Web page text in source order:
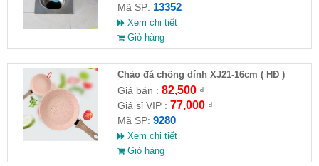
Mã SP: 13352
Xem chi tiết
Giỏ hàng
Chảo đá chống dính XJ21-16cm ( HĐ )
Giá bán : 82,500₫
Giá sỉ VIP : 77,000₫
Mã SP: 9280
Xem chi tiết
Giỏ hàng